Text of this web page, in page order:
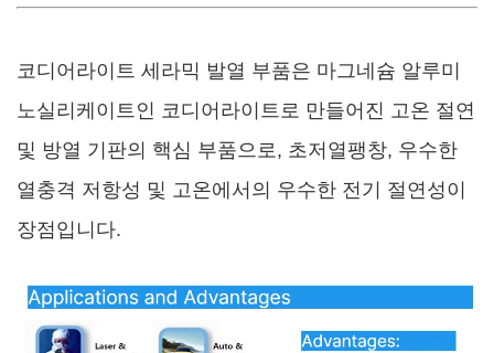
코디어라이트 세라믹 발열 부품은 마그네슘 알루미
노실리케이트인 코디어라이트로 만들어진 고온 절연
및 방열 기판의 핵심 부품으로, 초저열팽창, 우수한
열충격 저항성 및 고온에서의 우수한 전기 절연성이
장점입니다.